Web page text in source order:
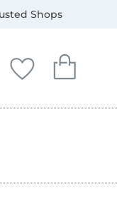
Shops
Konto
Deine
Du hast keine
Dein
Du hast